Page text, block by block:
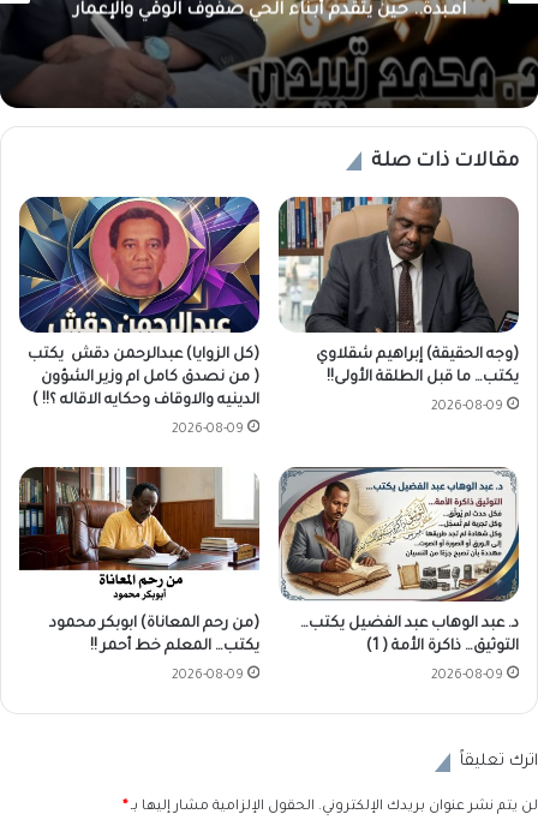
امبدة.. حين يتقدم أبناء الحي صفوف الوقي والإعمار
مقالات ذات صلة
(وجه الحقيقة) إبراهيم شقلاوي
يكتب… ما قبل الطلقة الأولى!!
2026-08-09
(كل الزوايا) عبدالرحمن دقش يكتب
( من نصدق كامل ام وزير الشؤون
الدينيه والاوقاف وحكايه الاقاله ؟!! )
2026-08-09
د. عبد الوهاب عبد الفضيل يكتب…
التوثيق… ذاكرة الأمة ( 1)
2026-08-09
(من رحم المعاناة) ابوبكر محمود
يكتب… المعلم خط أحمر !!
2026-08-09
اترك تعليقاً
لن يتم نشر عنوان بريدك الإلكتروني. الحقول الإلزامية مشار إليها بـ *